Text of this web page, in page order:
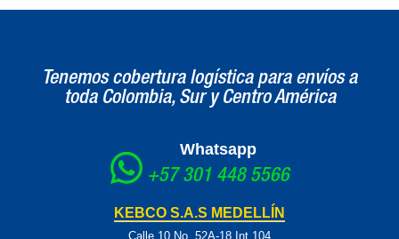
Para solicitar el envío directo, debe comunicarse con nuestras
Tenemos cobertura logística para envíos a
toda Colombia, Sur y Centro América
Whatsapp
+57 301 448 5566
KEBCO S.A.S MEDELLÍN
Calle 10 No. 52A-18 Int 104